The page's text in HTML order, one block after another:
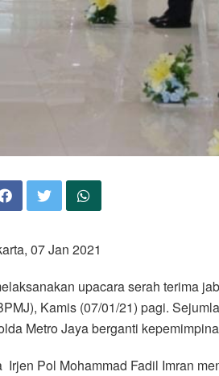
07 Jan 2021
upacara serah terima
Kamis (07/01/21) pagi.
Metro Jaya berganti
Irjen Pol Mohammad Fadil Imran